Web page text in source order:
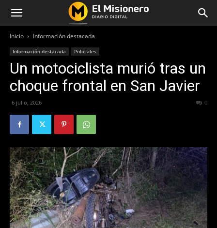
Inicio Información destacada
Información destacada Policiales
Un motociclista murió tras un
choque frontal en San Javier
6 julio, 2026 0